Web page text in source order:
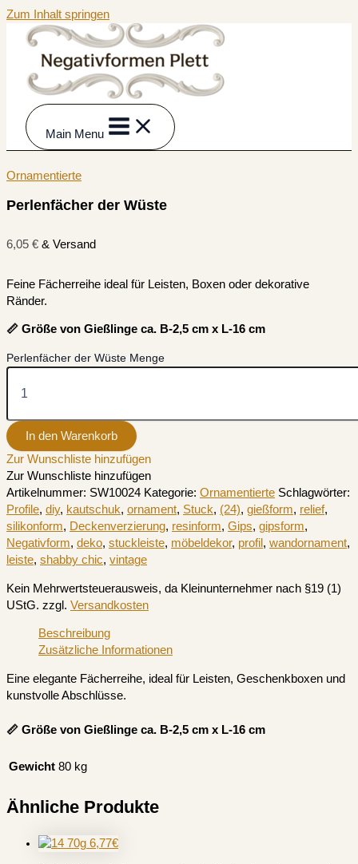
Zum Inhalt springen
Main Menu
Ornamentierte
Perlenfächer der Wüste
6,05 € & Versand
Feine Fächerreihe ideal für Leisten, Boxen oder dekorative
Ränder.
📏 Größe von Gießlinge ca. B-2,5 cm x L-16 cm
Perlenfächer der Wüste Menge
In den Warenkorb
Zur Wunschliste hinzufügen
Zur Wunschliste hinzufügen
Artikelnummer: SW10024 Kategorie: Ornamentierte Schlagwörter:
Profile, diy, kautschuk, ornament, Stuck, (24), gießform, relief,
silikonform, Deckenverzierung, resinform, Gips, gipsform,
Negativform, deko, stuckleiste, möbeldekor, profil , wandornament,
leiste, shabby chic, vintage
Kein Mehrwertsteuerausweis, da Kleinunternehmer nach §19 (1)
UStG. zzgl. Versandkosten
Beschreibung
Zusätzliche Informationen
Eine elegante Fächerreihe, ideal für Leisten, Geschenkboxen und
kunstvolle Abschlüsse.
📏 Größe von Gießlinge ca. B-2,5 cm x L-16 cm
Gewicht 80 kg
Ähnliche Produkte